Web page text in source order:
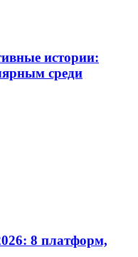
истории:
среди
8 платформ,